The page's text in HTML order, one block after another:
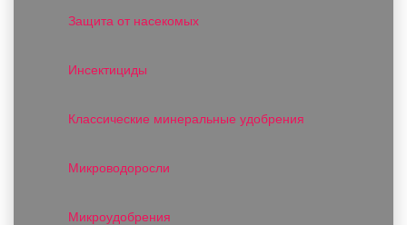
Защита от насекомых
Инсектициды
Классические минеральные удобрения
Микроводоросли
Микроудобрения